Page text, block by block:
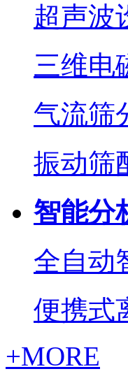
超声波
三维电
气流筛
振动筛
智能分
全自动
便携式
+MORE